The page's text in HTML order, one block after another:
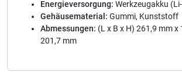
Energieversorgung: Werkzeugakku
Gehäusematerial: Gummi, Kunststoff
Abmessungen: (L x B x H) 261,9 mm x
201,7 mm